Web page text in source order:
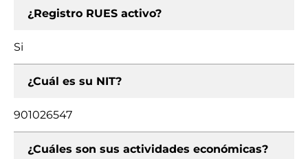
¿Registro RUES activo?
Si
¿Cuál es su NIT?
901026547
¿Cuáles son sus actividades económicas?